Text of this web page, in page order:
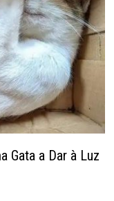
Gata a Dar à Luz